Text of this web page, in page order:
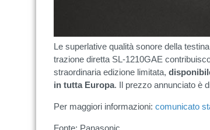
Le superlative qualità sonore della
trazione diretta SL-1210GAE
straordinaria edizione limitata,
in tutta Europa. Il prezzo annunciato è
Per maggiori informazioni: comunicato
Fonte: Panasonic